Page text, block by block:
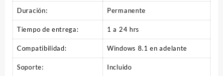
Duración: Permanente
Tiempo de entrega: 1 a 24 hrs
Compatibilidad: Windows 8.1 en adelante
Soporte: Incluido